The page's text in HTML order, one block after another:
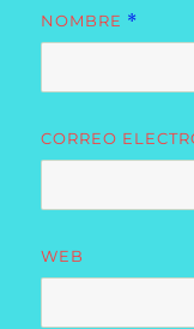
NOMBRE *
CORREO
WEB